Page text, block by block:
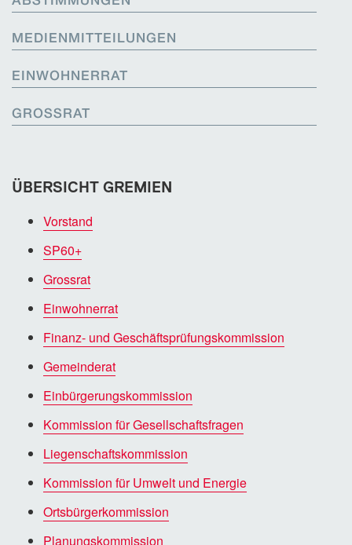
MEDIENMITTEILUNGEN
EINWOHNERRAT
GROSSRAT
ÜBERSICHT GREMIEN
Vorstand
SP60+
Grossrat
Einwohnerrat
Finanz- und Geschäftsprüfungskommission
Gemeinderat
Einbürgerungskommission
Kommission für Gesellschaftsfragen
Liegenschaftskommission
Kommission für Umwelt und Energie
Ortsbürgerkommission
Planungskommission